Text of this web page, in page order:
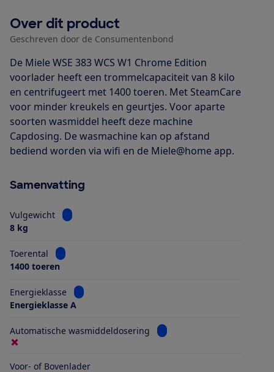
Over dit product
Geschreven door de Consumentenbond
De Miele WSE 383 WCS W1 Chrome Edition
voorlader heeft een trommelcapaciteit van 8 kilo
en centrifugeert met 1400 toeren. Met SteamCare
voor minder kreukels en geurtjes. Voor aparte
soorten wasmiddel heeft deze machine
Capdosing. De wasmachine kan op afstand
bediend worden via wifi en de Miele@home app.
Samenvatting
Vulgewicht
Bekijk informatie voor Vulgewicht
8 kg
Toerental
Bekijk informatie voor Toerental
1400 toeren
Energieklasse
Bekijk informatie voor Energieklasse
Energieklasse A
Automatische wasmiddeldosering Bekijk informatie voor
Voor- of Bovenlader